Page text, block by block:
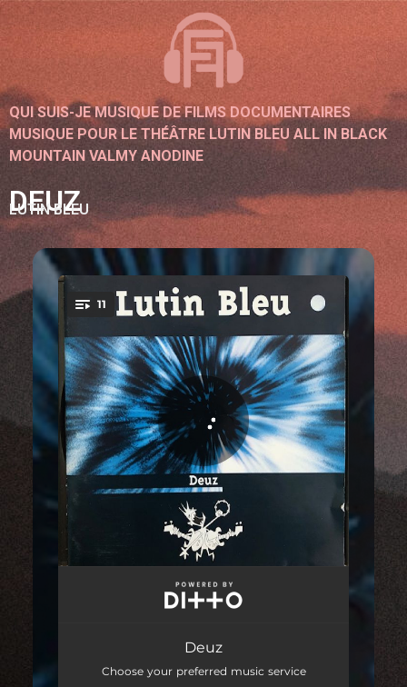
QUI SUIS-JEMUSIQUE DE FILMS DOCUMENTAIRES
MUSIQUE POUR LE THÉÂTRE LUTIN BLEU ALL IN BLACK
MOUNTAIN VALMY ANODINE
DEUZ
LUTIN BLEU